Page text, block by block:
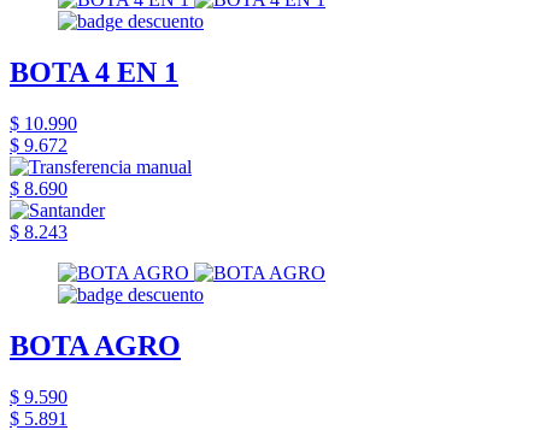
BOTA 4 EN 1
$ 10.990
$ 9.672
$ 8.690
$ 8.243
BOTA AGRO
$ 9.590
$ 5.891